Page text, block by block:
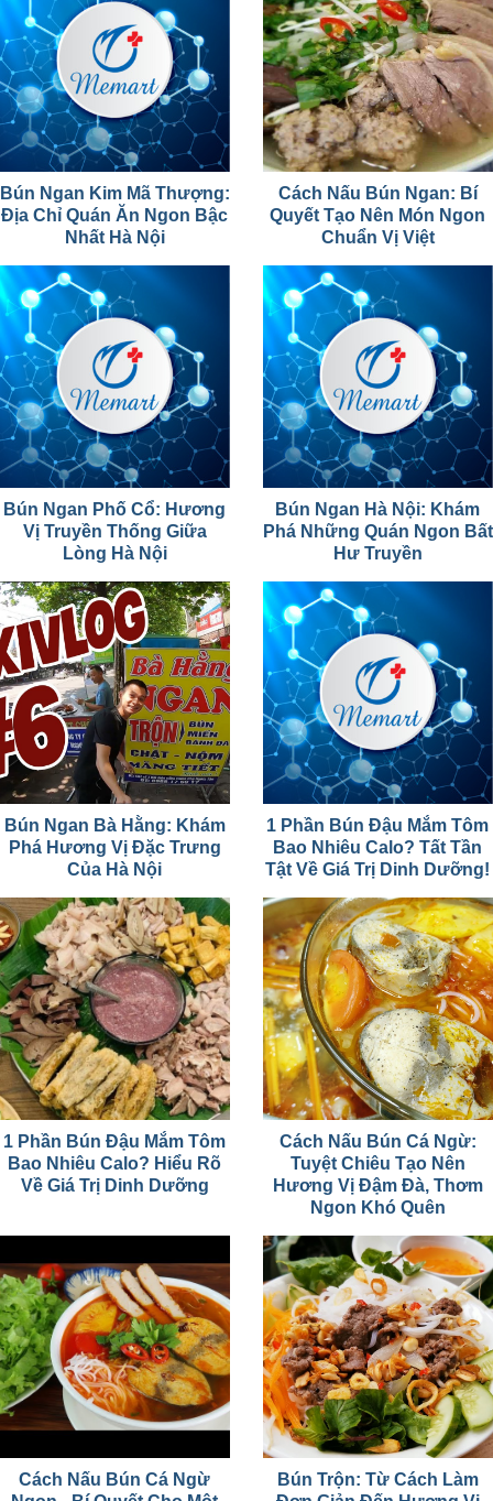
Bún Ngan Kim Mã Thượng:
Địa Chỉ Quán Ăn Ngon Bậc
Nhất Hà Nội
Cách Nấu Bún Ngan: Bí
Quyết Tạo Nên Món Ngon
Chuẩn Vị Việt
Bún Ngan Phố Cổ: Hương
Vị Truyền Thống Giữa
Lòng Hà Nội
Bún Ngan Hà Nội: Khám
Phá Những Quán Ngon Bất
Hư Truyền
Bún Ngan Bà Hằng: Khám
Phá Hương Vị Đặc Trưng
Của Hà Nội
1 Phần Bún Đậu Mắm Tôm
Bao Nhiêu Calo? Tất Tần
Tật Về Giá Trị Dinh Dưỡng!
1 Phần Bún Đậu Mắm Tôm
Bao Nhiêu Calo? Hiểu Rõ
Về Giá Trị Dinh Dưỡng
Cách Nấu Bún Cá Ngừ:
Tuyệt Chiêu Tạo Nên
Hương Vị Đậm Đà, Thơm
Ngon Khó Quên
Cách Nấu Bún Cá Ngừ
Bún Trộn: Từ Cách Làm